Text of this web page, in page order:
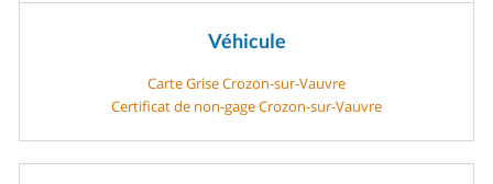
Véhicule
Carte Grise Crozon-sur-Vauvre
Certificat de non-gage Crozon-sur-Vauvre